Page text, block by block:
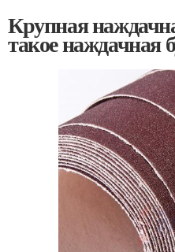
Крупная
такое наждачная